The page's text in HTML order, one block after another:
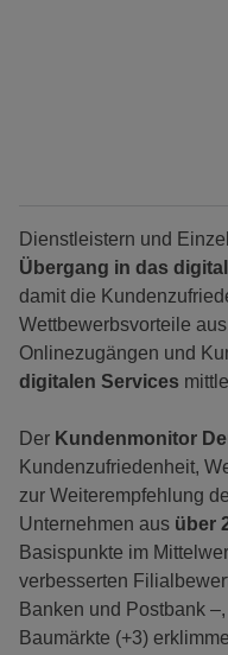
Dienstleistern und
Übergang in das
damit die
Wettbewerbsvorteile
Onlinezugängen und
digitalen Services
Der Kundenmonitor
Kundenzufriedenheit,
zur Weiterempfehlung
Unternehmen aus über
Basispunkte im
verbesserten
Banken und Postbank
Baumärkte (+3)